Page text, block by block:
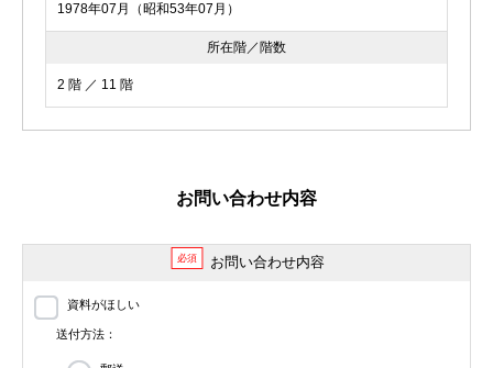
1978年07月（昭和53年07月）
所在階／階数
2 階 ／ 11 階
お問い合わせ内容
必須 お問い合わせ内容
資料がほしい
送付方法：